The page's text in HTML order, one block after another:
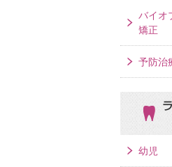
バイオ
矯正
予防治
幼児